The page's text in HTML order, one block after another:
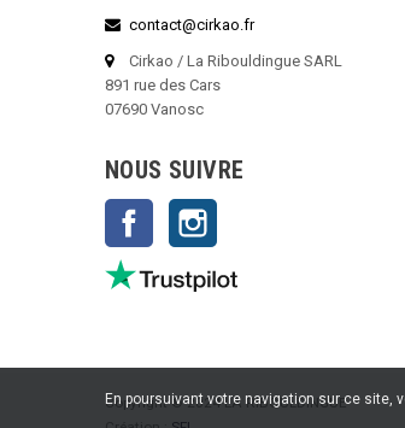
contact@cirkao.fr
Cirkao / La Ribouldingue SARL
891 rue des Cars
07690 Vanosc
NOUS SUIVRE
Facebook
Copyright © 2024 LA RIBOULDINGUE
En poursuivant votre navigation sur ce